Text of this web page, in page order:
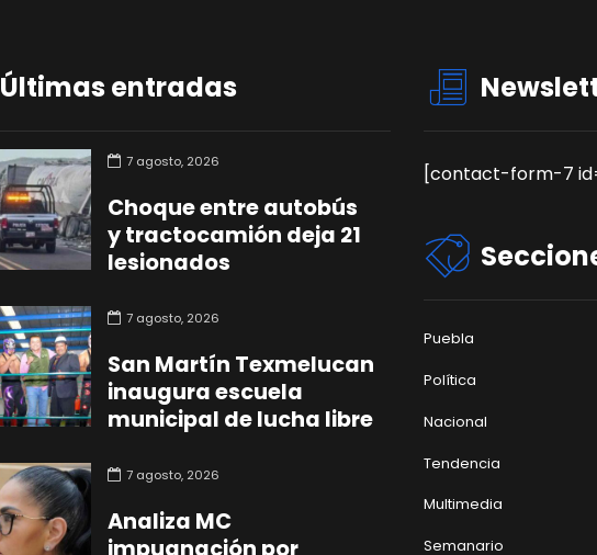
Últimas entradas
7 agosto, 2026
Choque entre autobús
y tractocamión deja 21
lesionados
7 agosto, 2026
San Martín Texmelucan
inaugura escuela
municipal de lucha libre
7 agosto, 2026
Analiza MC
impugnación por
[contact-form-7
Puebla
Política
Nacional
Tendencia
Multimedia
Semanario